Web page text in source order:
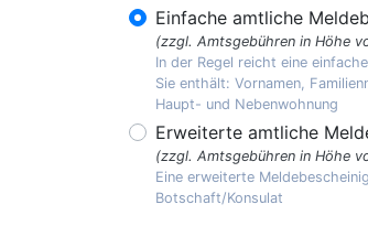
Einfache amtliche
(zzgl. Amtsgebühren in Höhe
In der Regel reicht eine
Sie enthält: Vornamen,
Haupt- und Nebenwohnung
Erweiterte amtliche
(zzgl. Amtsgebühren in Höhe
Eine erweiterte
Botschaft/Konsulat